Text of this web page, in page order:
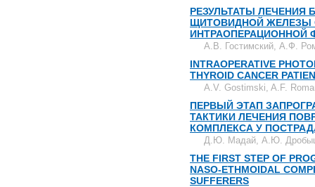
РЕЗУЛЬТАТЫ
ЩИТОВИДНОЙ ЖЕЛЕЗЫ
ИНТРАОПЕРАЦИОННОЙ
А.В. Гостимский, А.Ф.
INTRAOPERATIVE
THYROID CANCER
A.V. Gostimski, A.F.
ПЕРВЫЙ ЭТАП
ТАКТИКИ ЛЕЧЕНИЯ
КОМПЛЕКСА У
Д.Ю. Мадай, А.Ю.
THE FIRST STEP OF
NASO-ETHMOIDAL
SUFFERERS